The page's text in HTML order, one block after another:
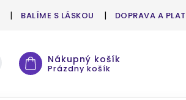
BALÍME S LÁSKOU DOPRAVA A
Nákupný košík
Prázdny košík